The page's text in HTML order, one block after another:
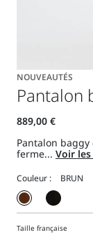
NOUVEAUTÉS
Pantalon
Pantalon
ferme... Voir
Couleur :
Taille française